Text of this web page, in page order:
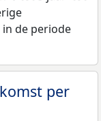
de periode
per